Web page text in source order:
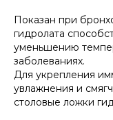
Показан при
гидролата
уменьшению
заболеваниях.
Для укрепления
увлажнения и
столовые ложки